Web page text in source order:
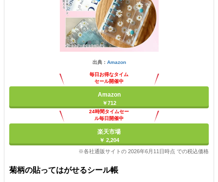
出典： Amazon
毎日お得なタイム
セール開催中
Amazon
￥712
24時間タイムセー
ル毎日開催中
楽天市場
￥ 2,204
※各社通販サイトの 2026年6月11日時点 での税込価格
菊柄の貼ってはがせるシール帳